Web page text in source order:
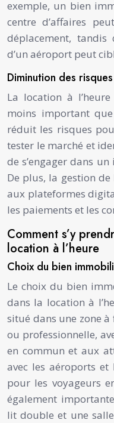
exemple, un bien
centre d’affaires
déplacement,
d’un aéroport peut
Diminution des
La location à
moins important
réduit les risques
tester le marché et
de s’engager dans
De plus, la gestion
aux plateformes
les paiements et les
Comment s’y
location à l’heure
Choix du bien
Le choix du bien
dans la location à
situé dans une zone
ou professionnelle,
en commun et aux
avec les aéroports
pour les voyageurs
également
lit double et une